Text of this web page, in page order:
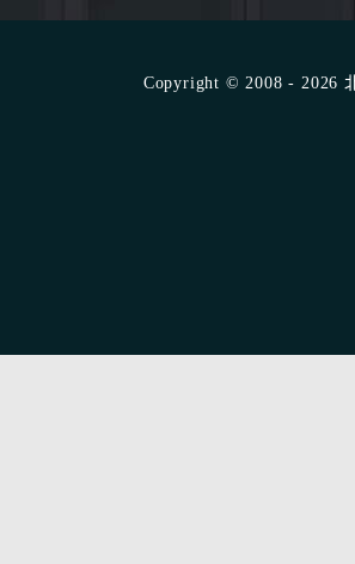
Copyright © 2008 - 2026